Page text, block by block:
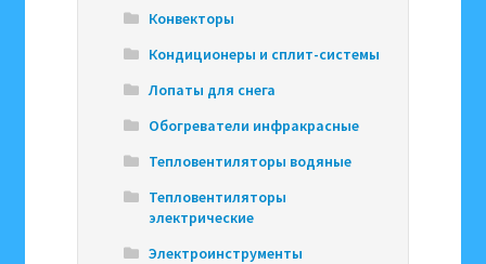
Конвекторы
Кондиционеры и сплит-системы
Лопаты для снега
Обогреватели инфракрасные
Тепловентиляторы водяные
Тепловентиляторы
электрические
Электроинструменты